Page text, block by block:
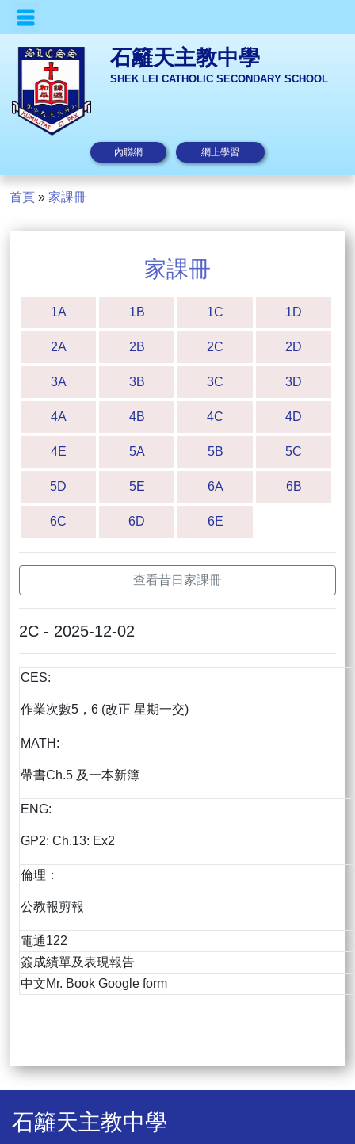
石籬天主教中學
SHEK LEI CATHOLIC SECONDARY SCHOOL
內聯網 網上學習
首頁 » 家課冊
家課冊
1A 1B 1C 1D
2A 2B 2C 2D
3A 3B 3C 3D
4A 4B 4C 4D
4E 5A 5B 5C
5D 5E 6A 6B
6C 6D 6E
查看昔日家課冊
2C - 2025-12-02
CES:
作業次數5，6 (改正 星期一交)
MATH:
帶書Ch.5 及一本新簿
ENG:
GP2: Ch.13: Ex2
倫理：
公教報剪報
電通122
簽成績單及表現報告
中文Mr. Book Google form
石籬天主教中學